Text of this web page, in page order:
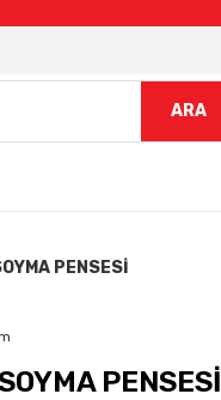
ARA
PENSESİ
PENSESİ